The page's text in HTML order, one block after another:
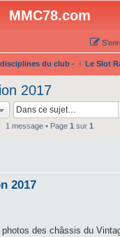
MMC78.com
du club - Le Slot
2017
1 message • Page 1 sur 1
2017
des châssis du